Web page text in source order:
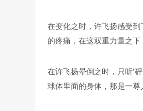
在变化之时，许飞扬感受
的疼痛，在这双重力量之下
在许飞扬晕倒之时，只听‘
球体里面的身体，那是一尊